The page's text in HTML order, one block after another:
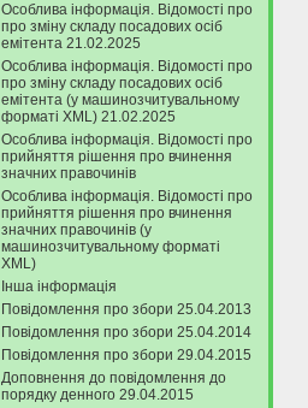
Особлива інформація. Відомості про
про зміну складу посадових осіб
емітента 21.02.2025
Особлива інформація. Відомості про
про зміну складу посадових осіб
емітента (у машинозчитувальному
форматі XML) 21.02.2025
Особлива інформація. Відомості про
прийняття рішення про вчинення
значних правочинів
Особлива інформація. Відомості про
прийняття рішення про вчинення
значних правочинів (у
машинозчитувальному форматі
XML)
Інша інформація
Повідомлення про збори 25.04.2013
Повідомлення про збори 25.04.2014
Повідомлення про збори 29.04.2015
Доповнення до повідомлення до
порядку денного 29.04.2015